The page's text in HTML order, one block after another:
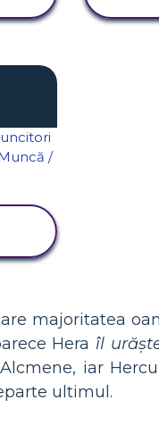
majoritatea
Hera îl
iar
ultimul.